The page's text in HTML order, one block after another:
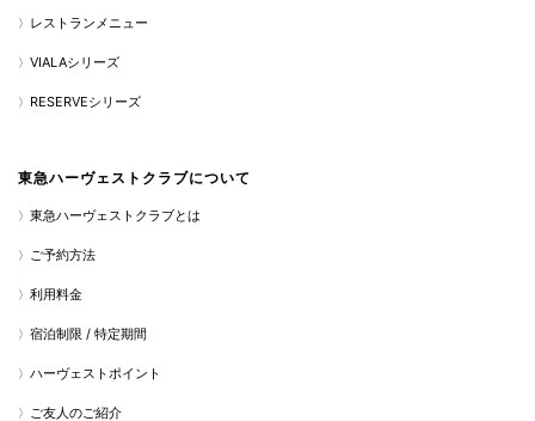
レストランメニュー
VIALAシリーズ
RESERVEシリーズ
東急ハーヴェストクラブについて
東急ハーヴェストクラブとは
ご予約方法
利用料金
宿泊制限 / 特定期間
ハーヴェストポイント
ご友人のご紹介